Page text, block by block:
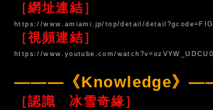
［網址連結］
https://www.amiami.jp/top/detail/
［視頻連結］
https://www.youtube.com/watch?v=ozVYW_UDCU0
———《Knowledge》
［認識 冰雪奇緣］